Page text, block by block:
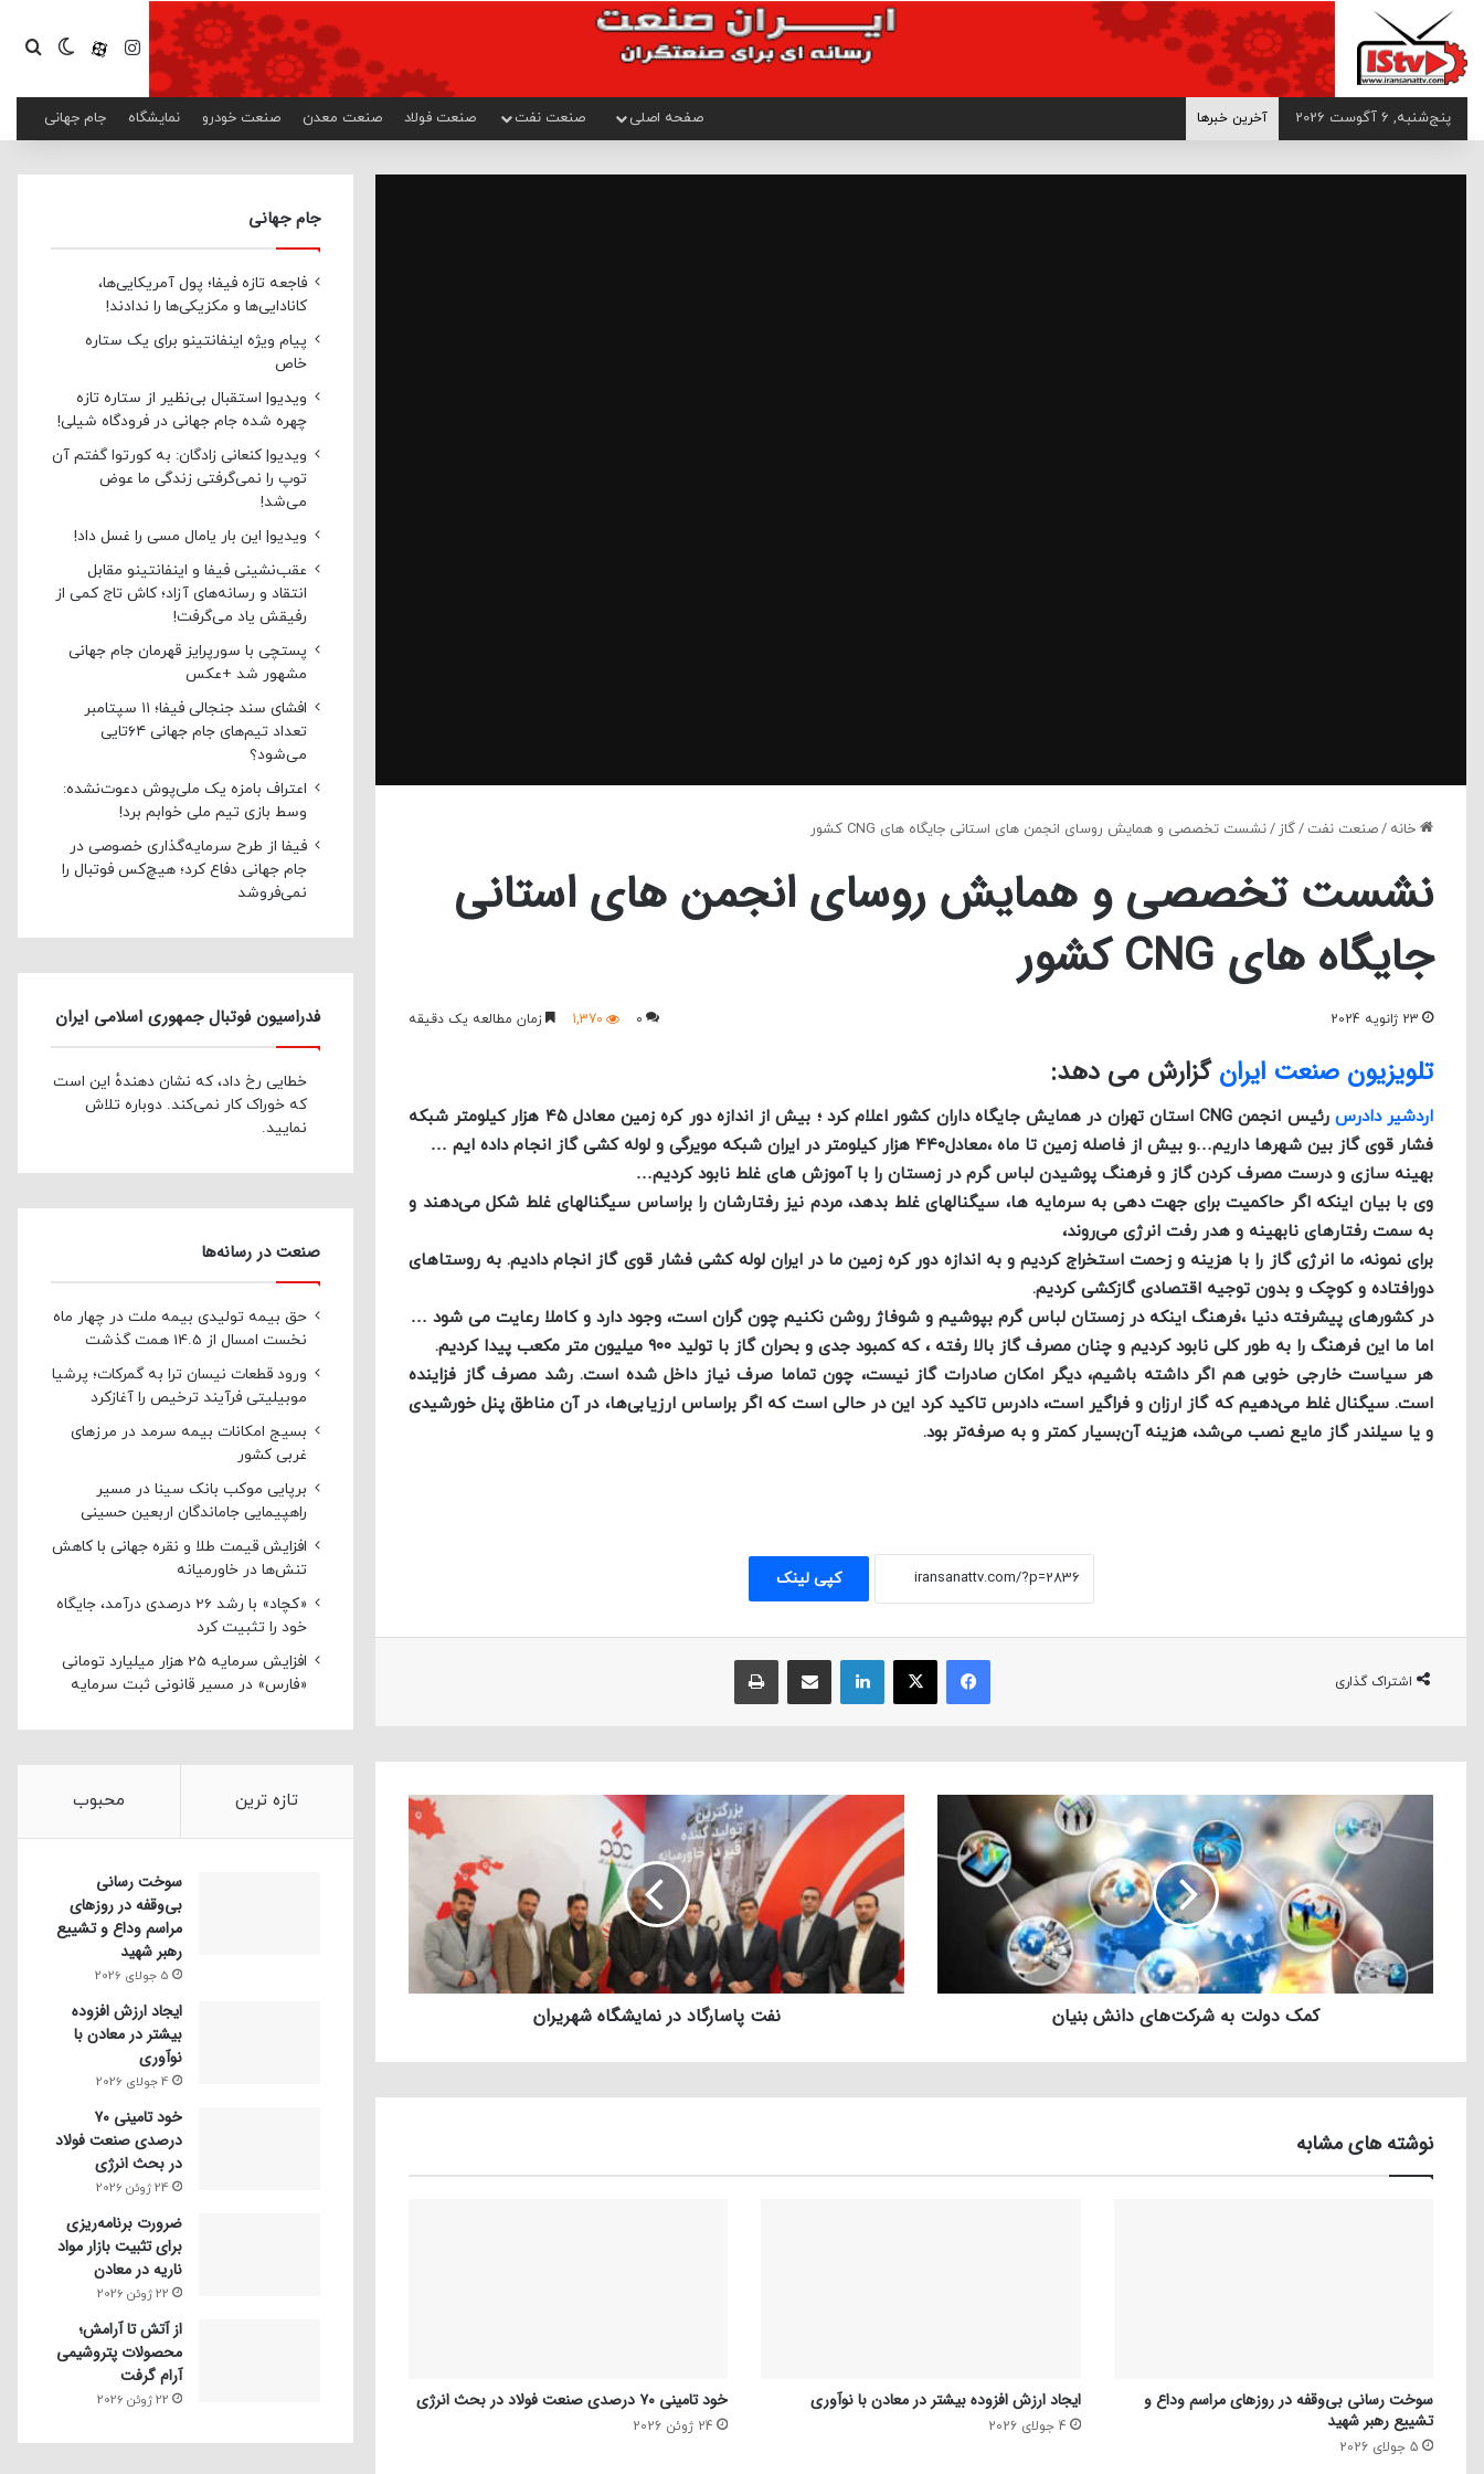
> اینستاگرامآپاراتتغییر
پنج‌شنبه, 6 آگوست 2026 آخرین خبرها صفحه اصلی صنعت نفت صنعت فولاد صنعت معدن صنعت خودرو نمایشگاه جام جهانی
خانه /صنعت نفت /گاز /نشست تخصصی و همایش روسای انجمن های استانی جایگاه های CNG کشور
نشست تخصصی و همایش روسای انجمن های استانی
جایگاه های CNG کشور
23 ژانویه 2024 0
1,370 زمان مطالعه یک دقیقه
تلویزیون صنعت ایرانگزارش می دهد:
اردشیر دادرس رئیس انجمن CNG استان تهران در همایش جایگاه داران کشور اعلام کرد ؛
بیش از اندازه دور کره زمین معادل ۴۵ هزار کیلومتر شبکه
فشار قوی گاز بین شهرها داریم…و بیش از فاصله زمین تا ماه ،معادل۴۴۰ هزار کیلومتر در ایران شبکه مویرگی و لوله کشی گاز انجام داده ایم …
بهینه سازی و درست مصرف کردن گاز و فرهنگ پوشیدن لباس گرم در زمستان را با آموزش های غلط نابود کردیم…
وی با بیان اینکه اگر حاکمیت برای جهت دهی به سرمایه ها، سیگنالهای غلط بدهد، مردم نیز رفتارشان را براساس سیگنالهای غلط شکل می‌دهند و
به سمت رفتارهای نابهینه و هدر رفت انرژی می‌روند،
برای نمونه، ما انرژی گاز را با هزینه و زحمت استخراج کردیم و به اندازه دور کره زمین ما در ایران لوله کشی فشار قوی گاز انجام دادیم. به روستاهای
دورافتاده و کوچک و بدون توجیه اقتصادی گازکشی کردیم.
در کشورهای پیشرفته دنیا ،فرهنگ اینکه در زمستان لباس گرم بپوشیم و شوفاژ روشن نکنیم چون گران است، وجود دارد و کاملا رعایت می شود …
اما ما این فرهنگ را به طور کلی نابود کردیم و چنان مصرف گاز بالا رفته ، که کمبود جدی و بحران گاز با تولید ۹۰۰ میلیون متر مکعب پیدا کردیم.
هر سیاست خارجی خوبی هم اگر داشته باشیم، دیگر امکان صادرات گاز نیست، چون تماما صرف نیاز داخل شده است. رشد مصرف گاز فزاینده
است. سیگنال غلط می‌دهیم که گاز ارزان و فراگیر است،دادرس تاکید کرد این در حالی است که اگر براساس ارزیابی‌ها، در آن مناطق پنل خورشیدی
و یا سیلندر گاز مایع نصب می‌شد، هزینه آن‌بسیار کمتر و به صرفه‌تر بود.
کپی لینک
اشتراک گذاری
فیسبوک ایکس لینکداین
کمک دولت به شرکت‌های دانش بنیان نفت پاسارگاد در نمایشگاه شهریران
نوشته های مشابه
سوخت رسانی بی‌وقفه در روز‌های مراسم وداع و
تشییع رهبر شهید
5 جولای 2026
ایجاد ارزش افزوده بیشتر در معادن با نوآوری
4 جولای 2026
خود تامینی ۷۰ درصدی صنعت فولاد در بحث انرژی
24 ژوئن 2026
جام جهانی
فاجعه تازه فیفا؛ پول آمریکایی‌ها،
کانادایی‌ها و مکزیکی‌ها را ندادند!
پیام ویژه اینفانتینو برای یک ستاره
خاص
ویدیو| استقبال بی‌نظیر از ستاره تازه
چهره شده جام جهانی در فرودگاه شیلی!
ویدیو| کنعانی زادگان: به کورتوا گفتم آن
توپ را نمی‌گرفتی زندگی ما عوض
می‌شد!
ویدیو| این بار یامال مسی را غسل داد!
عقب‌نشینی فیفا و اینفانتینو مقابل
انتقاد و رسانه‌های آزاد؛ کاش تاج کمی از
رفیقش یاد می‌گرفت!
پستچی با سورپرایز قهرمان جام جهانی
مشهور شد +عکس
افشای سند جنجالی فیفا؛ ۱۱ سپتامبر
تعداد تیم‌های جام جهانی ۶۴تایی
می‌شود؟
اعتراف بامزه یک ملی‌پوش دعوت‌نشده:
وسط بازی تیم ملی خوابم برد!
فیفا از طرح سرمایه‌گذاری خصوصی در
جام جهانی دفاع کرد؛ هیچ‌کس فوتبال را
نمی‌فروشد
فدراسیون فوتبال جمهوری اسلامی ایران
خطایی رخ داد، که نشان دهندهٔ این است
که خوراک کار نمی‌کند. دوباره تلاش
نمایید.
صنعت در رسانه‌ها
حق بیمه تولیدی بیمه ملت در چهار ماه
نخست امسال از 14.5 همت گذشت
ورود قطعات نیسان ترا به گمرکات؛ پرشیا
موبیلیتی فرآیند ترخیص را آغازکرد
بسیج امکانات بیمه سرمد در مرزهای
غربی کشور
برپایی موکب بانک سینا در مسیر
راهپیمایی جاماندگان اربعین حسینی
افزایش قیمت طلا و نقره جهانی با کاهش
تنش‌ها در خاورمیانه
«کچاد» با رشد 26 درصدی درآمد، جایگاه
خود را تثبیت کرد
افزایش سرمایه 25 هزار میلیارد تومانی
«فارس» در مسیر قانونی ثبت سرمایه
تازه ترین محبوب
سوخت رسانی
بی‌وقفه در روز‌های
مراسم وداع و تشییع
رهبر شهید
5 جولای 2026
ایجاد ارزش افزوده
بیشتر در معادن با
نوآوری
4 جولای 2026
خود تامینی ۷۰
درصدی صنعت فولاد
در بحث انرژی
24 ژوئن 2026
ضرورت برنامه‌ریزی
برای تثبیت بازار مواد
ناریه در معادن
22 ژوئن 2026
از آتش تا آرامش؛
محصولات پتروشیمی
آرام گرفت
22 ژوئن 2026